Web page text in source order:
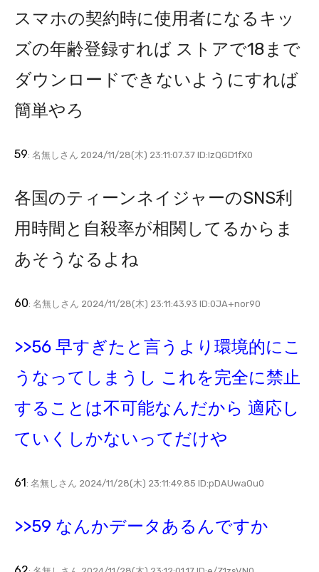
スマホの契約時に使用者になるキッ
ズの年齢登録すれば ストアで18まで
ダウンロードできないようにすれば
簡単やろ
59: 名無しさん 2024/11/28(木) 23:11:07.37 ID:IzQGD1fX0
各国のティーンネイジャーのSNS利
用時間と自殺率が相関してるからま
あそうなるよね
60: 名無しさん 2024/11/28(木) 23:11:43.93 ID:0JA+nor90
>>56 早すぎたと言うより環境的にこ
うなってしまうし これを完全に禁止
することは不可能なんだから 適応し
ていくしかないってだけや
61: 名無しさん 2024/11/28(木) 23:11:49.85 ID:pDAUwaOu0
>>59 なんかデータあるんですか